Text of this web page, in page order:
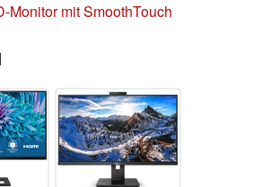
Monitor mit SmoothTouch